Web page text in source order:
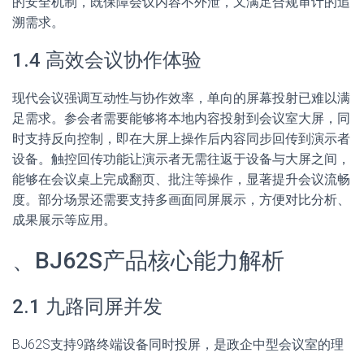
溯需求。
1.4 高效会议协作体验
现代会议强调互动性与协作效率，单向的屏幕投射已难以满
足需求。参会者需要能够将本地内容投射到会议室大屏，同
时支持反向控制，即在大屏上操作后内容同步回传到演示者
设备。触控回传功能让演示者无需往返于设备与大屏之间，
能够在会议桌上完成翻页、批注等操作，显著提升会议流畅
度。部分场景还需要支持多画面同屏展示，方便对比分析、
成果展示等应用。
、BJ62S产品核心能力解析
2.1 九路同屏并发
BJ62S支持9路终端设备同时投屏，是政企中型会议室的理